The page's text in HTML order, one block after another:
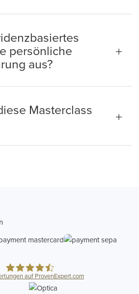
persönliche
aus?
Masterclass
auf ProvenExpert.com